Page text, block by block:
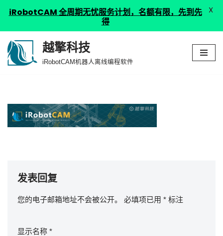
跳
越擎科技
iRobotCAM机器人离线编程软件
发表回复
您的电子邮箱地址不会被公开。 必填项已用 * 标注
显示名称 *
iRobotCAM 全周期无忧服务计划，名额有限，先到先
得
X